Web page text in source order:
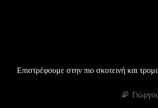
Επιστρέφουμε στην πιο σκοτεινή και